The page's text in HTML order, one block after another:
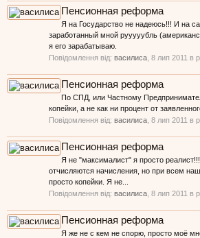
Пенсионная реформа
Я на Государство не надеюсь!!! И на
заработанный мной рууууубль
я его зарабатываю.
Повідомлення від: василиса 8 лип 2011 в
Пенсионная реформа
По СПД, или Частному
копейки, а не как ни процент от
Повідомлення від: василиса 8 лип 2011 в
Пенсионная реформа
Я не "максималист" я просто
отчисляются начисления, но при всем
просто копейки. Я не...
Повідомлення від: василиса 8 лип 2011 в
Пенсионная реформа
Я же не с кем не спорю, просто моё